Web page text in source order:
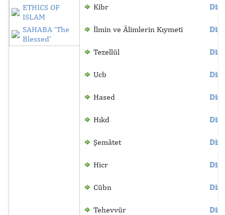
ETHICS OF
ISLAM
SAHABA ‘The
Blessed’
Kibr
İlmin ve Âlimlerin Kıymeti
Tezellül
Ucb
Hased
Hıkd
Şemâtet
Hicr
Cübn
Tehevvür